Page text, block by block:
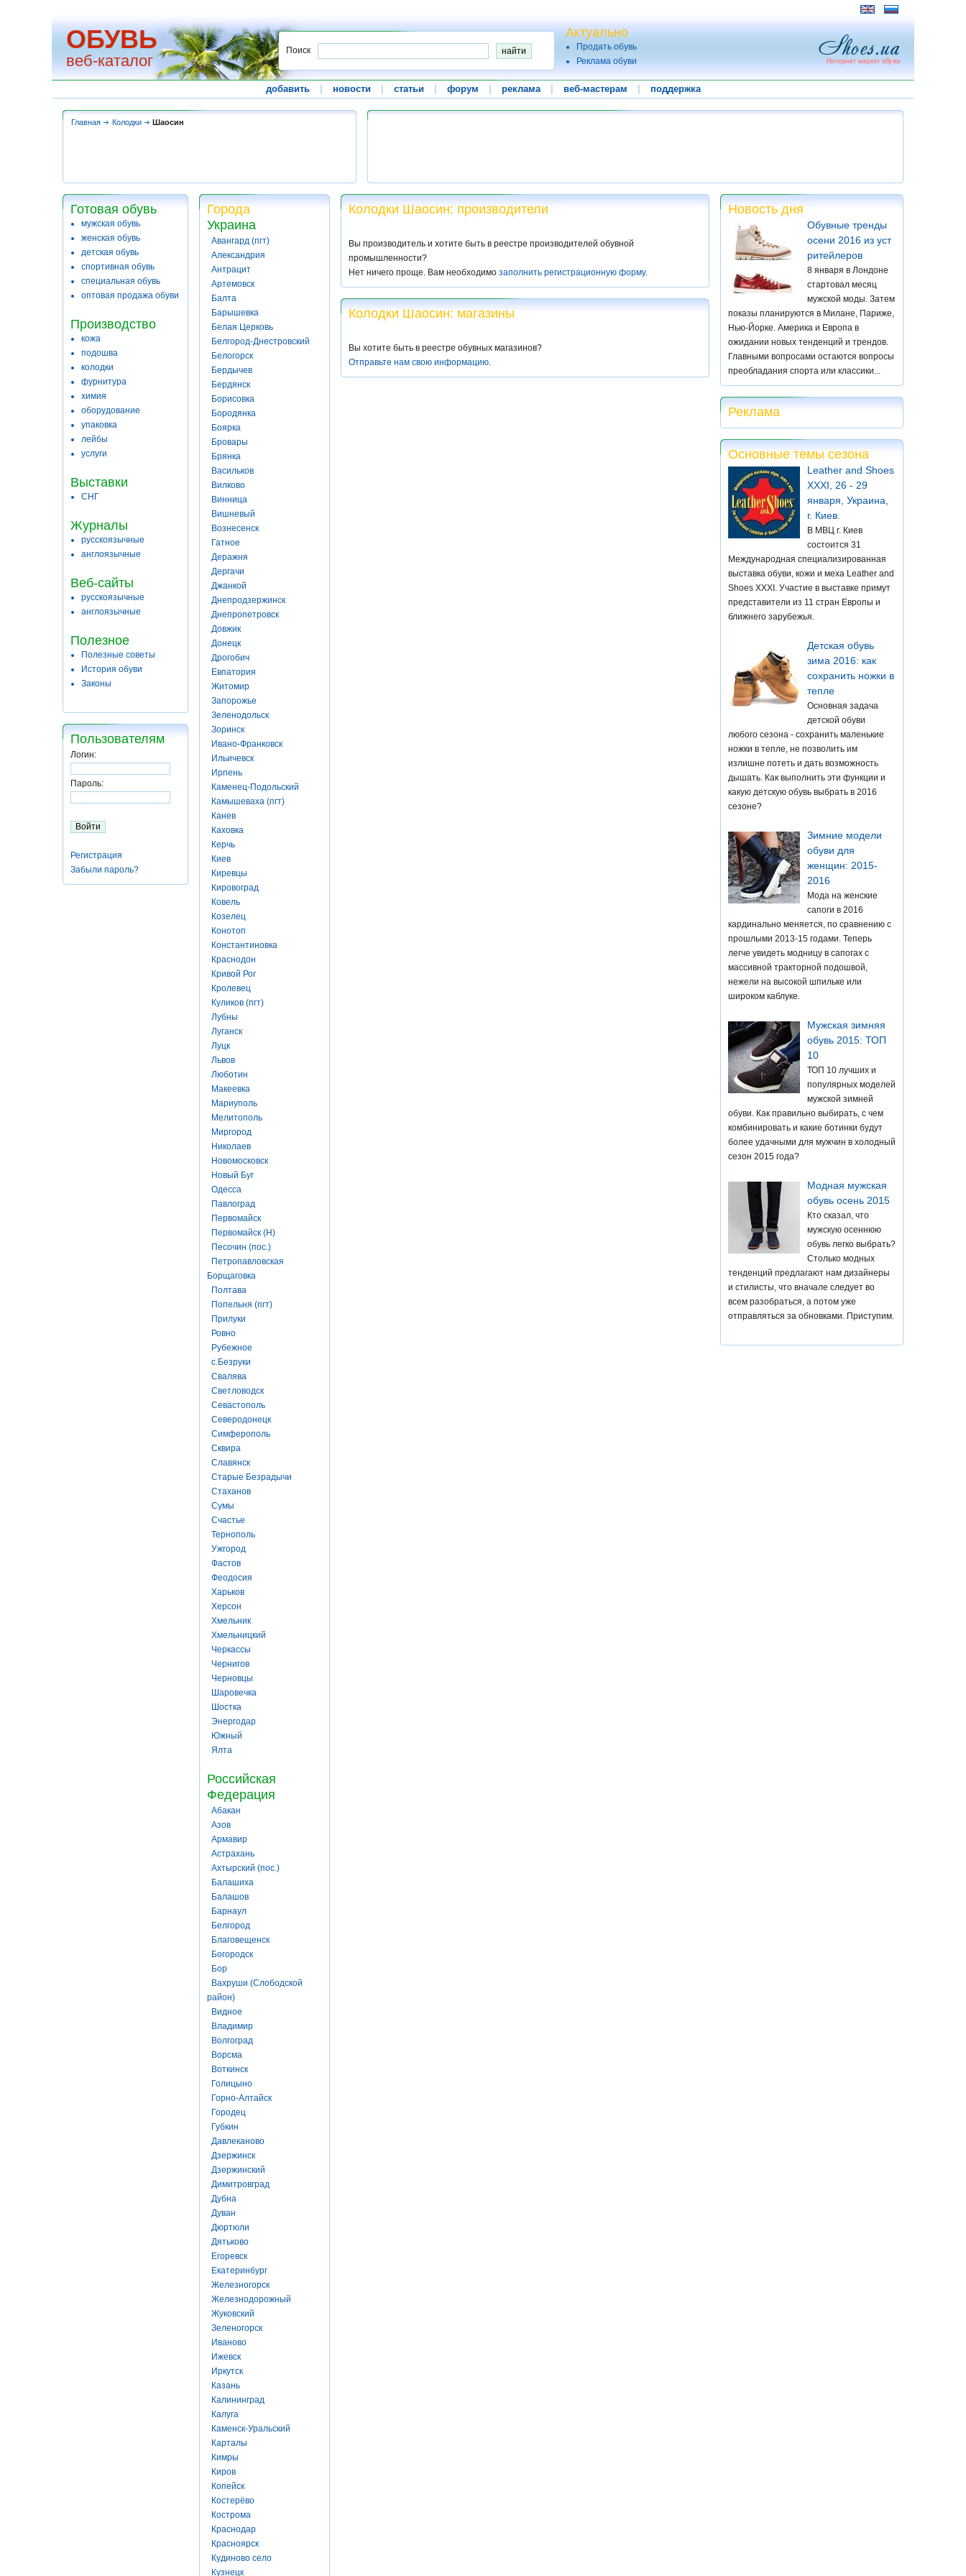
ОБУВЬ
веб-каталог
Поиск
Актуально
Продать обувь
Реклама обуви
добавить новости статьи форум реклама веб-мастерам поддержка
Главная Колодки Шаосин
Готовая обувь
мужская обувь
женская обувь
детская обувь
спортивная обувь
специальная обувь
оптовая продажа обуви
Производство
кожа
подошва
колодки
фурнитура
химия
оборудование
упаковка
лейбы
услуги
Выставки
СНГ
Журналы
русскоязычные
англоязычные
Веб-сайты
русскоязычные
англоязычные
Полезное
Полезные советы
История обуви
Законы
Пользователям
Логин:
Пароль:
Регистрация
Забыли пароль?
Города
Украина
Авангард (пгт)
Александрия
Антрацит
Артемовск
Балта
Барышевка
Белая Церковь
Белгород-Днестровский
Белогорск
Бердычев
Бердянск
Борисовка
Бородянка
Боярка
Бровары
Брянка
Васильков
Вилково
Винница
Вишневый
Вознесенск
Гатное
Деражня
Дергачи
Джанкой
Днепродзержинск
Днепропетровск
Довжик
Донецк
Дрогобич
Евпатория
Житомир
Запорожье
Зеленодольск
Зоринск
Ивано-Франковск
Ильичевск
Ирпень
Каменец-Подольский
Камышеваха (пгт)
Канев
Каховка
Керчь
Киев
Киревцы
Кировоград
Ковель
Козелец
Конотоп
Константиновка
Краснодон
Кривой Рог
Кролевец
Куликов (пгт)
Лубны
Луганск
Луцк
Львов
Люботин
Макеевка
Мариуполь
Мелитополь
Миргород
Николаев
Новомосковск
Новый Буг
Одесса
Павлоград
Первомайск
Первомайск (Н)
Песочин (пос.)
Петропавловская
Борщаговка
Полтава
Попельня (пгт)
Прилуки
Ровно
Рубежное
с.Безруки
Свалява
Светловодск
Севастополь
Северодонецк
Симферополь
Сквира
Славянск
Старые Безрадычи
Стаханов
Сумы
Счастье
Тернополь
Ужгород
Фастов
Феодосия
Харьков
Херсон
Хмельник
Хмельницкий
Черкассы
Чернигов
Черновцы
Шаровечка
Шостка
Энергодар
Южный
Ялта
Российская
Федерация
Абакан
Азов
Армавир
Астрахань
Ахтырский (пос.)
Балашиха
Балашов
Барнаул
Белгород
Благовещенск
Богородск
Бор
Вахруши (Слободской
район)
Видное
Владимир
Волгоград
Ворсма
Воткинск
Голицыно
Горно-Алтайск
Городец
Губкин
Давлеканово
Дзержинск
Дзержинский
Димитровград
Дубна
Дуван
Дюртюли
Дятьково
Егоревск
Екатеринбург
Железногорск
Железнодорожный
Жуковский
Зеленогорск
Иваново
Ижевск
Иркутск
Казань
Калининград
Калуга
Каменск-Уральский
Карталы
Кимры
Киров
Копейск
Костерёво
Кострома
Краснодар
Красноярск
Кудиново село
Кузнецк
Колодки Шаосин: производители
Вы производитель и хотите быть в реестре производителей обувной
промышленности?
Нет ничего проще. Вам необходимо заполнить регистрационную форму.
Колодки Шаосин: магазины
Вы хотите быть в реестре обувных магазинов?
Отправьте нам свою информацию.
Новость дня
Обувные тренды
осени 2016 из уст
ритейлеров
8 января в Лондоне
стартовал месяц
мужской моды. Затем
показы планируются в Милане, Париже,
Нью-Йорке. Америка и Европа в
ожидании новых тенденций и трендов.
Главными вопросами остаются вопросы
преобладания спорта или классики...
Реклама
Основные темы сезона
Leather and Shoes
XXXI, 26 - 29
января, Украина,
г. Киев.
В МВЦ г. Киев
состоится 31
Международная специализированная
выставка обуви, кожи и меха Leather and
Shoes XXXI. Участие в выставке примут
представители из 11 стран Европы и
ближнего зарубежья.
Детская обувь
зима 2016: как
сохранить ножки в
тепле
Основная задача
детской обуви
любого сезона - сохранить маленькие
ножки в тепле, не позволить им
излишне потеть и дать возможность
дышать. Как выполнить эти функции и
какую детскую обувь выбрать в 2016
сезоне?
Зимние модели
обуви для
женщин: 2015-
2016
Мода на женские
сапоги в 2016
кардинально меняется, по сравнению с
прошлыми 2013-15 годами. Теперь
легче увидеть модницу в сапогах с
массивной тракторной подошвой,
нежели на высокой шпильке или
широком каблуке.
Мужская зимняя
обувь 2015: ТОП
10
ТОП 10 лучших и
популярных моделей
мужской зимней
обуви. Как правильно выбирать, с чем
комбинировать и какие ботинки будут
более удачными для мужчин в холодный
сезон 2015 года?
Модная мужская
обувь осень 2015
Кто сказал, что
мужскую осеннюю
обувь легко выбрать?
Столько модных
тенденций предлагают нам дизайнеры
и стилисты, что вначале следует во
всем разобраться, а потом уже
отправляться за обновками. Приступим.